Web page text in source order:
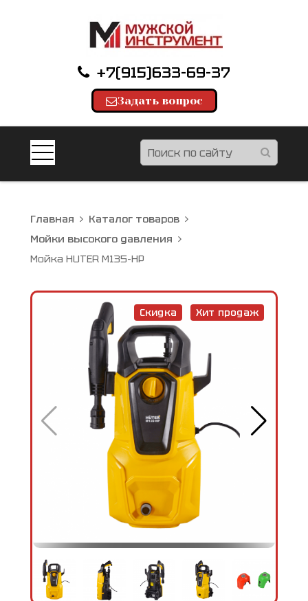
+7(915)633-69-37
Задать вопрос
Главная
Каталог товаров
Мойки высокого давления
Мойка HUTER M135-HP
Скидка Хит продаж